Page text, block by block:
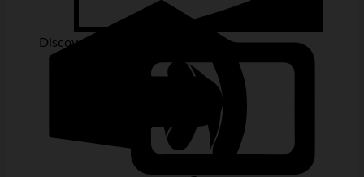
Discover